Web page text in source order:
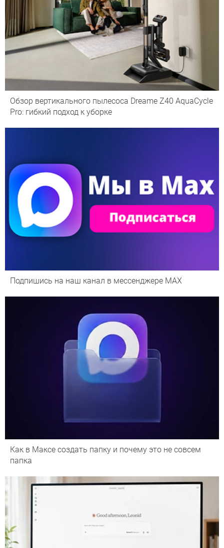
Обзор вертикального пылесоса Dreame Z40 AquaCycle
Pro: гибкий подход к уборке
Подпишись на наш канал в мессенджере МАХ
Как в Максе создать папку и почему это не совсем
папка